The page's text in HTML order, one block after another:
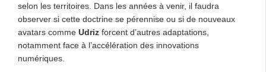
selon les territoires. Dans les années à venir, il faudra
observer si cette doctrine se pérennise ou si de nouveaux
avatars comme Udriz forcent d’autres adaptations,
notamment face à l’accélération des innovations
numériques.